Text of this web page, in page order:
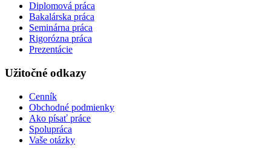
Diplomová práca
Bakalárska práca
Seminárna práca
Rigorózna práca
Prezentácie
Užitočné odkazy
Cenník
Obchodné podmienky
Ako písať práce
Spolupráca
Vaše otázky